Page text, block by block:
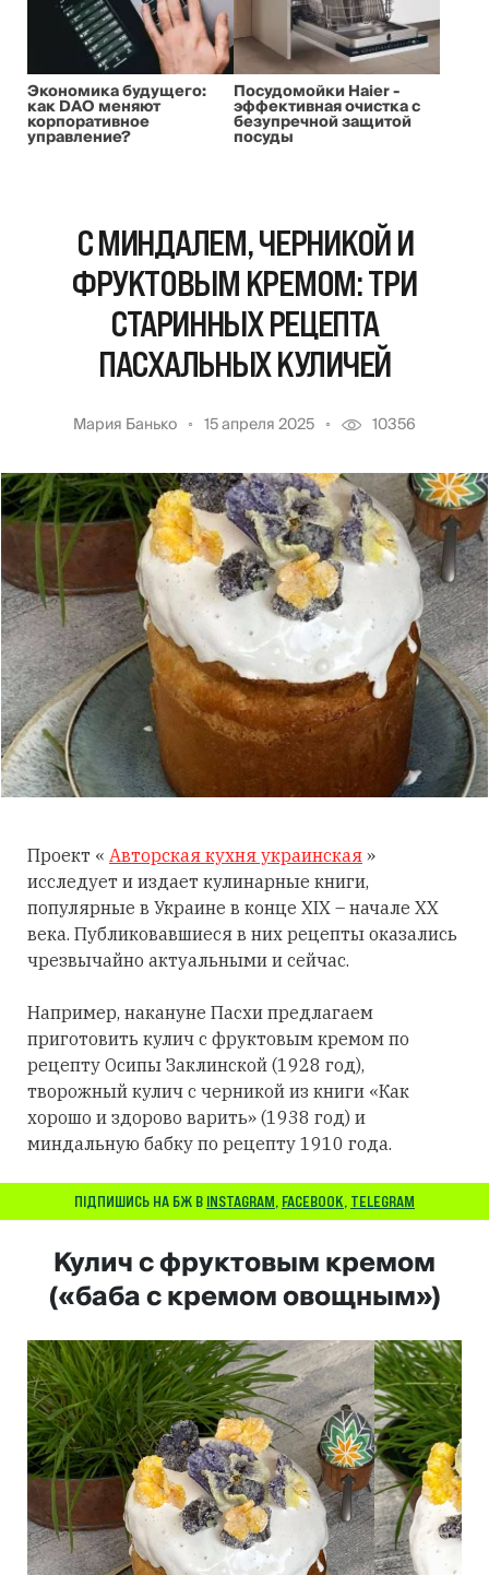
Экономика будущего:
как DAO меняют
корпоративное
управление?
Посудомойки Haier -
эффективная очистка с
безупречной защитой
посуды
С МИНДАЛЕМ, ЧЕРНИКОЙ И
ФРУКТОВЫМ КРЕМОМ: ТРИ
СТАРИННЫХ РЕЦЕПТА
ПАСХАЛЬНЫХ КУЛИЧЕЙ
Мария Банько 15 апреля 2025 10356
Проект « Авторская кухня украинская »
исследует и издает кулинарные книги,
популярные в Украине в конце XIX – начале XX
века. Публиковавшиеся в них рецепты оказались
чрезвычайно актуальными и сейчас.
Например, накануне Пасхи предлагаем
приготовить кулич с фруктовым кремом по
рецепту Осипы Заклинской (1928 год),
творожный кулич с черникой из книги «Как
хорошо и здорово варить» (1938 год) и
миндальную бабку по рецепту 1910 года.
ПІДПИШИСЬ НА БЖ В INSTAGRAM, FACEBOOK, TELEGRAM
Кулич с фруктовым кремом
(«баба с кремом овощным»)